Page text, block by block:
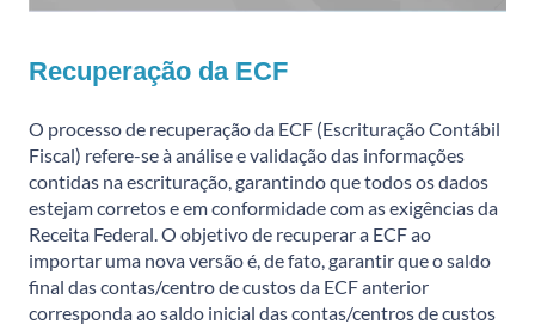
Recuperação da ECF
O processo de recuperação da ECF (Escrituração Contábil
Fiscal) refere-se à análise e validação das informações
contidas na escrituração, garantindo que todos os dados
estejam corretos e em conformidade com as exigências da
Receita Federal. O objetivo de recuperar a ECF ao
importar uma nova versão é, de fato, garantir que o saldo
final das contas/centro de custos da ECF anterior
corresponda ao saldo inicial das contas/centros de custos